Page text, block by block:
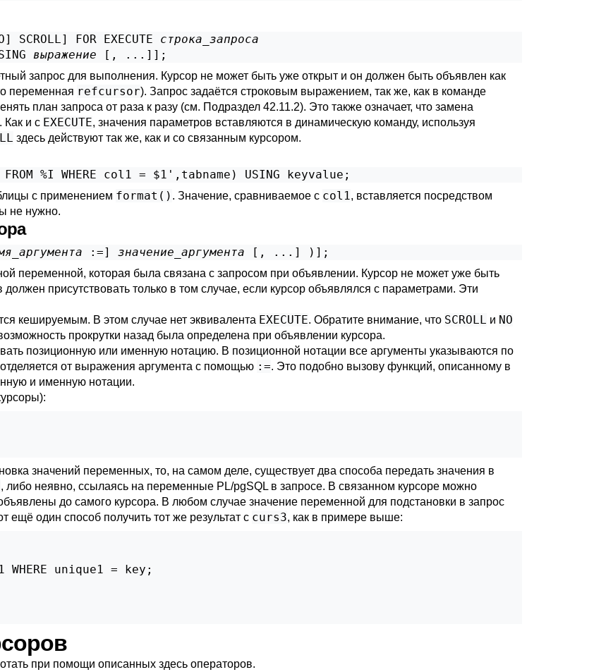
] SCROLL] FOR EXECUTE строка_запроса
выражение [ , ... ] ];
запрос для выполнения. Курсор не может быть уже открыт и он должен быть объявлен как
переменная refcursor). Запрос задаётся строковым выражением, так же, как в команде
план запроса от раза к разу (см. Подраздел 42.11.2). Это также означает, что замена
Как и с EXECUTE, значения параметров вставляются в динамическую команду, используя
здесь действуют так же, как и со связанным курсором.
FROM %I WHERE col1 = $1',tabname) USING keyvalue;
с применением format() . Значение, сравниваемое с col1, вставляется посредством
не нужно.
:=] значение_аргумента [ , ... ] ) ];
переменной, которая была связана с запросом при объявлении. Курсор не может уже быть
присутствовать только в том случае, если курсор объявлялся с параметрами. Эти
кешируемым. В этом случае нет эквивалента EXECUTE. Обратите внимание, что SCROLL и NO
прокрутки назад была определена при объявлении курсора.
позиционную или именную нотацию. В позиционной нотации все аргументы указываются по
от выражения аргумента с помощью :=. Это подобно вызову функций, описанному в
и именную нотации.
значений переменных, то, на самом деле, существует два способа передать значения в
, либо неявно, ссылаясь на переменные PL/pgSQL в запросе. В связанном курсоре можно
до самого курсора. В любом случае значение переменной для подстановки в запрос
ещё один способ получить тот же результат с curs3, как в примере выше:
WHERE unique1 = key;
при помощи описанных здесь операторов.